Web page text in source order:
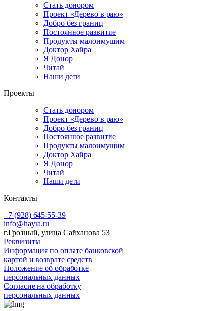
Стать донором
Проект «Дерево в раю»
Добро без границ
Постоянное развитие
Продукты малоимущим
Доктор Хайра
Я Донор
Читай
Наши дети
Проекты
Стать донором
Проект «Дерево в раю»
Добро без границ
Постоянное развитие
Продукты малоимущим
Доктор Хайра
Я Донор
Читай
Наши дети
Контакты
+7 (928) 645-55-39
info@hayra.ru
г.Грозный, улица Сайханова 53
Реквизиты
Информация по оплате банковской
картой и возврате средств
Положение об обработке
персональных данных
Согласие на обработку
персональных данных